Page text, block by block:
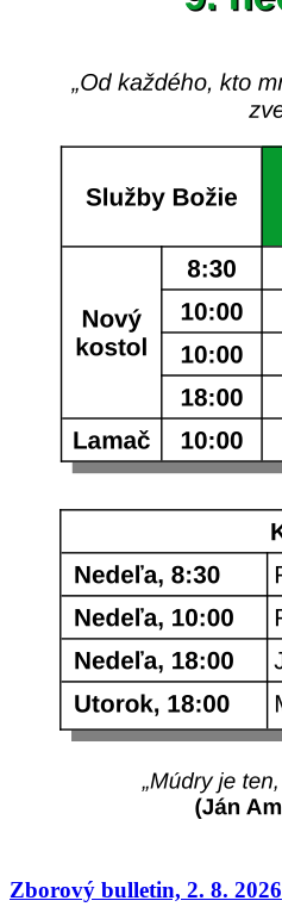
Zborový bulletin, 2. 8. 2026